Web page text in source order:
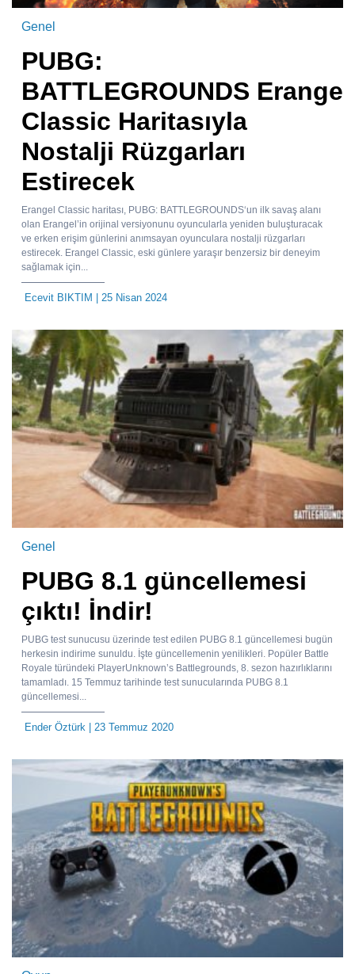
Genel
PUBG:
BATTLEGROUNDS Erangel
Classic Haritasıyla
Nostalji Rüzgarları
Estirecek
Erangel Classic haritası, PUBG: BATTLEGROUNDS‘un ilk savaş alanı
olan Erangel’in orijinal versiyonunu oyuncularla yeniden buluşturacak
ve erken erişim günlerini anımsayan oyunculara nostalji rüzgarları
estirecek. Erangel Classic, eski günlere yaraşır benzersiz bir deneyim
sağlamak için...
Ecevit BIKTIM | 25 Nisan 2024
Genel
PUBG 8.1 güncellemesi
çıktı! İndir!
PUBG test sunucusu üzerinde test edilen PUBG 8.1 güncellemesi bugün
herkesin indirime sunuldu. İşte güncellemenin yenilikleri. Popüler Battle
Royale türündeki PlayerUnknown’s Battlegrounds, 8. sezon hazırlıklarını
tamamladı. 15 Temmuz tarihinde test sunucularında PUBG 8.1
güncellemesi...
Ender Öztürk | 23 Temmuz 2020